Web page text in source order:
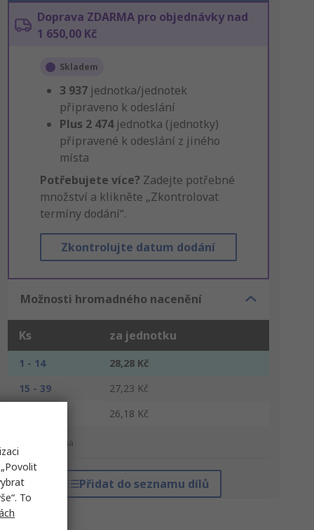
Doprava ZDARMA pro objednávky nad
1 650,00 Kč
Skladem
3 937 jednotka/jednotek
připraveno k odeslání
Plus 2 474 jednotka (jednotky)
připravené k odeslání z jiného
místa
Potřebujete více? Zadejte potřebné
množství a klikněte „Zkontrolovat
termíny dodání“.
Zkontrolujte datum dodání
Možnosti hromadného nacenění
Ks za jednotku
1 - 14
28,28 Kč
15 - 39
27,23 Kč
26,18 Kč
*orientační cena
Přidat do seznamu dílů
To